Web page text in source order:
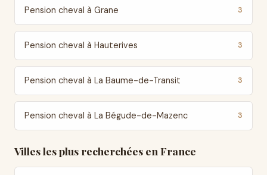
Pension cheval à Grane 3
Pension cheval à Hauterives 3
Pension cheval à La Baume-de-Transit 3
Pension cheval à La Bégude-de-Mazenc 3
Villes les plus recherchées en France